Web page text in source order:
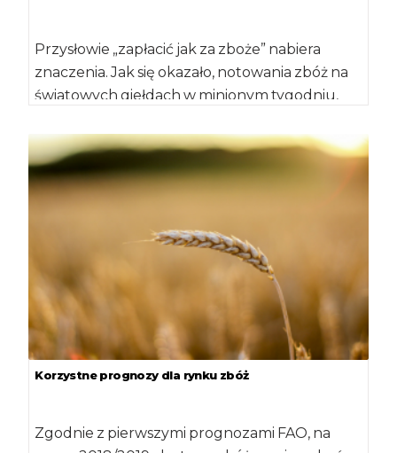
Przysłowie „zapłacić jak za zboże” nabiera
znaczenia. Jak się okazało, notowania zbóż na
światowych giełdach w minionym tygodniu,
Korzystne prognozy dla rynku zbóż
Zgodnie z pierwszymi prognozami FAO, na